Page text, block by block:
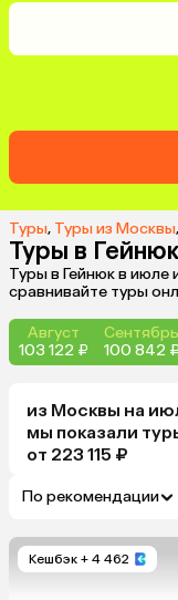
Туры, Туры из Москвы,
Туры в
Туры в Гейнюк в
сравнивайте туры
Август
103 122 ₽
Сентябрь
100 842 ₽
из Москвы на
мы показали
от 223 115 ₽
По рекомендации
Кешбэк + 4 462